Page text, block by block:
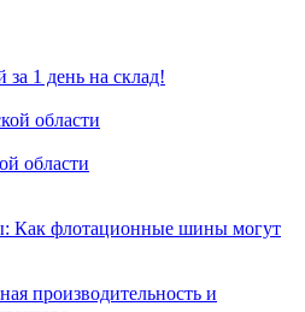
за 1 день на склад!
области
области
Как флотационные шины могут
производительность и